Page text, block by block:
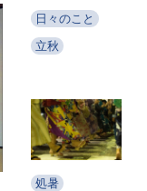
日々のこと
立秋
処暑